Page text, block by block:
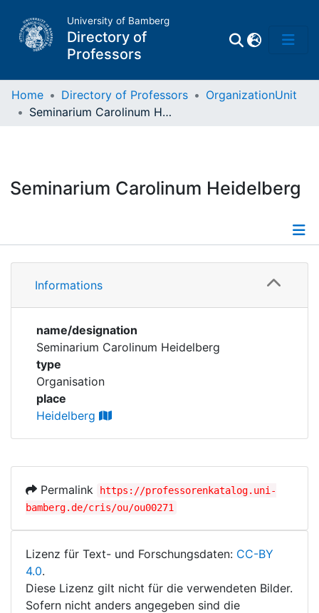
University of Bamberg
Directory of
Professors
Persons
Places
Corporations
Historic matricle
registry
Home Directory of Professors
OrganizationUnit
Seminarium Carolinum Heidelberg
Seminarium Carolinum Heidelberg
Details
Informations
name/designation
Seminarium Carolinum Heidelberg
type
Organisation
place
Heidelberg
Permalink
https://professorenkatalog.uni-
bamberg.de/cris/ou/ou00271
Lizenz für Text- und Forschungsdaten: CC-BY
4.0.
Diese Lizenz gilt nicht für die verwendeten Bilder.
Sofern nicht anders angegeben sind die